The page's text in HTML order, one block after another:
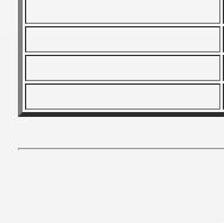
- 1967
- 1968
- 1969
- 1970